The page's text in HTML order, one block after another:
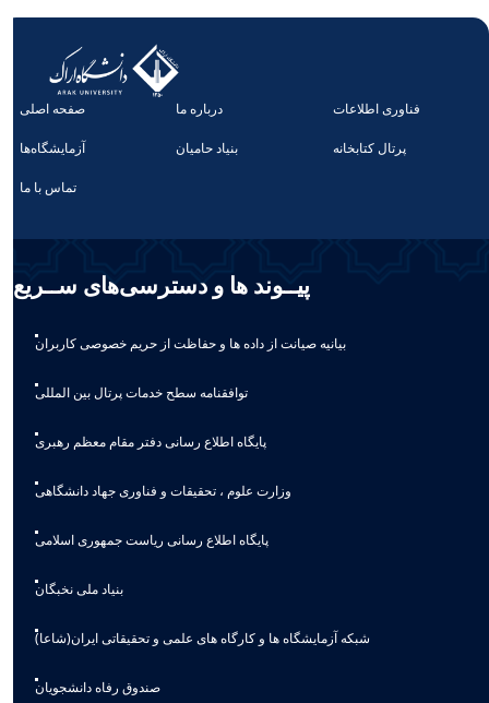
صفحه اصلی درباره ما فناوری اطلاعات
آزمایشگاه‌ها بنیاد حامیان پرتال کتابخانه
تماس با ما
پیــوند ها و دسترسی‌های ســریع
بیانیه صيانت از داده ها و حفاظت از حريم خصوصی كاربران
توافقنامه سطح خدمات پرتال بین المللی
پایگاه اطلاع رسانی دفتر مقام معظم رهبری
وزارت علوم ، تحقیقات و فناوری جهاد دانشگاهی
پایگاه اطلاع رسانی ریاست جمهوری اسلامی
بنیاد ملی نخبگان
شبکه آزمایشگاه ها و کارگاه های علمی و تحقیقاتی ایران(شاعا)
صندوق رفاه دانشجویان